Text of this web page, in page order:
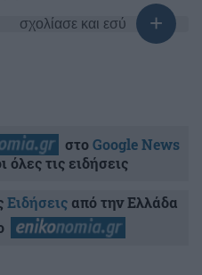
σχολίασε και εσύ
στοGoogle News
τις ειδήσεις
Ειδήσειςαπό την Ελλάδα